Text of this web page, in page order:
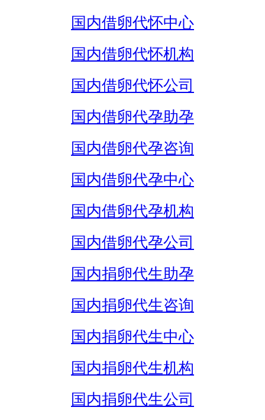
国内借卵代怀中心
国内借卵代怀机构
国内借卵代怀公司
国内借卵代孕助孕
国内借卵代孕咨询
国内借卵代孕中心
国内借卵代孕机构
国内借卵代孕公司
国内捐卵代生助孕
国内捐卵代生咨询
国内捐卵代生中心
国内捐卵代生机构
国内捐卵代生公司